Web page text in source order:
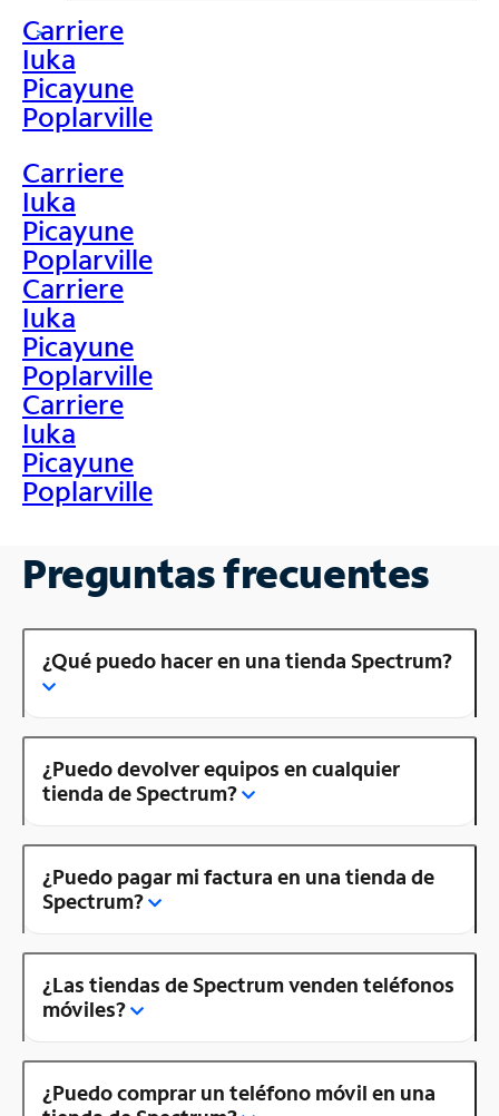
>
Carriere
Iuka
Picayune
Poplarville
Carriere
Iuka
Picayune
Poplarville
Carriere
Iuka
Picayune
Poplarville
Carriere
Iuka
Picayune
Poplarville
Preguntas frecuentes
¿Qué puedo hacer en una tienda Spectrum?
¿Puedo devolver equipos en cualquier
tienda de Spectrum?
¿Puedo pagar mi factura en una tienda de
Spectrum?
¿Las tiendas de Spectrum venden teléfonos
móviles?
¿Puedo comprar un teléfono móvil en una